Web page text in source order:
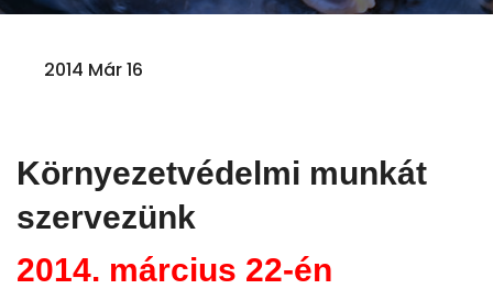
2014 Már 16
Környezetvédelmi munkát
szervezünk
2014. március 22-én